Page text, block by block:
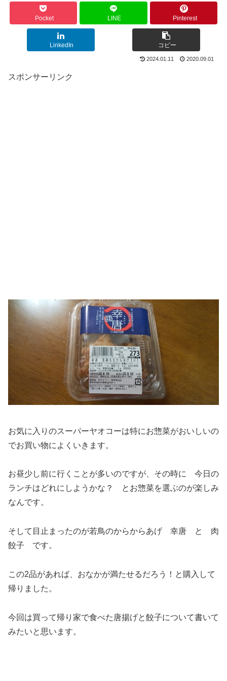
Pocket LINE Pinterest
LinkedIn コピー
2024.01.11 2020.09.01
スポンサーリンク
お気に入りのスーパーヤオコーは特にお惣菜がおいしいの
でお買い物によくいきます。
お昼少し前に行くことが多いのですが、その時に 今日の
ランチはどれにしようかな？ とお惣菜を選ぶのが楽しみ
なんです。
そして目止まったのが若鳥のからからあげ 幸唐 と 肉
餃子 です。
この2品があれば、おなかが満たせるだろう！と購入して
帰りました。
今回は買って帰り家で食べた唐揚げと餃子について書いて
みたいと思います。